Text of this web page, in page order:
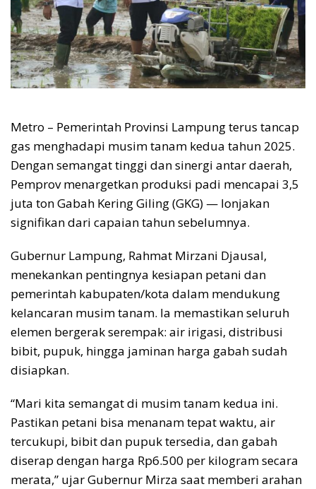
Metro – Pemerintah Provinsi Lampung terus tancap
gas menghadapi musim tanam kedua tahun 2025.
Dengan semangat tinggi dan sinergi antar daerah,
Pemprov menargetkan produksi padi mencapai 3,5
juta ton Gabah Kering Giling (GKG) — lonjakan
signifikan dari capaian tahun sebelumnya.
Gubernur Lampung, Rahmat Mirzani Djausal,
menekankan pentingnya kesiapan petani dan
pemerintah kabupaten/kota dalam mendukung
kelancaran musim tanam. Ia memastikan seluruh
elemen bergerak serempak: air irigasi, distribusi
bibit, pupuk, hingga jaminan harga gabah sudah
disiapkan.
“Mari kita semangat di musim tanam kedua ini.
Pastikan petani bisa menanam tepat waktu, air
tercukupi, bibit dan pupuk tersedia, dan gabah
diserap dengan harga Rp6.500 per kilogram secara
merata,” ujar Gubernur Mirza saat memberi arahan